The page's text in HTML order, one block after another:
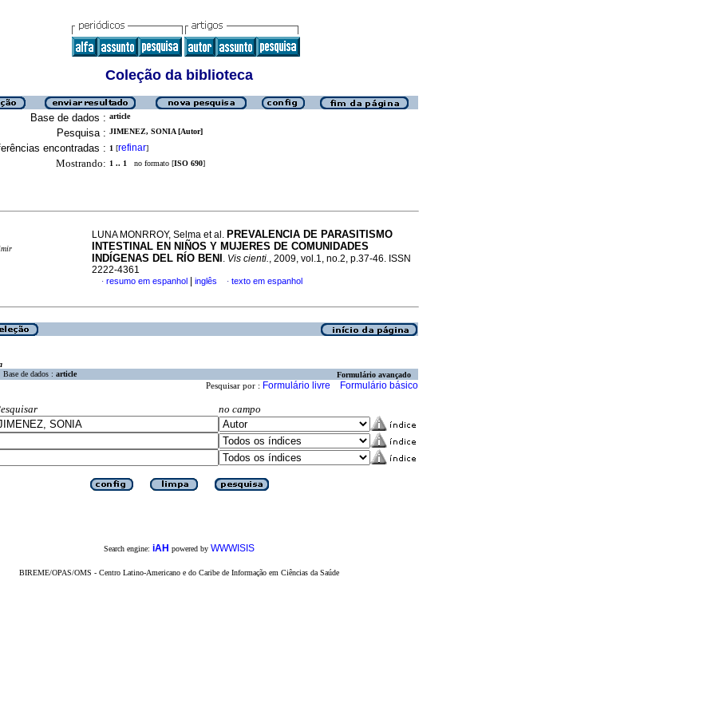
Coleção da biblioteca
Base de dados : article
Pesquisa : JIMENEZ, SONIA [Autor]
encontradas : 1 [refinar]
Mostrando: 1 .. 1 no formato [ISO 690]
LUNA MONRROY, Selma et al. PREVALENCIA DE PARASITISMO
INTESTINAL EN NIÑOS Y MUJERES DE COMUNIDADES
INDÍGENAS DEL RÍO BENI . Vis cienti., 2009, vol.1, no.2, p.37-46. ISSN
2222-4361
· resumo em espanhol inglês · texto em espanhol
Base de dados : article Formulário avançado
Pesquisar por : Formulário livre Formulário básico
no campo
Search engine: iAH powered by WWWISIS
BIREME/OPAS/OMS - Centro Latino-Americano e do Caribe de Informação em Ciências da Saúde